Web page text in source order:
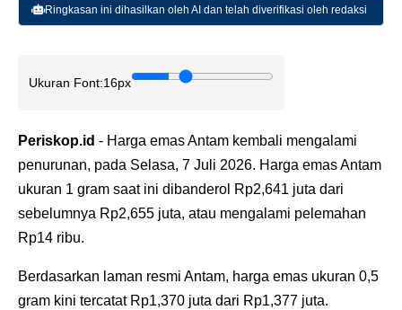
Ringkasan ini dihasilkan oleh AI dan telah diverifikasi oleh redaksi
Ukuran Font:16px
Periskop.id - Harga emas Antam kembali mengalami
penurunan, pada Selasa, 7 Juli 2026. Harga emas Antam
ukuran 1 gram saat ini dibanderol Rp2,641 juta dari
sebelumnya Rp2,655 juta, atau mengalami pelemahan
Rp14 ribu.
Berdasarkan laman resmi Antam, harga emas ukuran 0,5
gram kini tercatat Rp1,370 juta dari Rp1,377 juta.